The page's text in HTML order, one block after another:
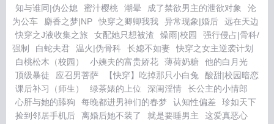
知与谁同|伪公媳
蜜汁樱桃 潮晕 成了禁欲男主的泄欲对象
沦
为公车
麝香之梦|NP 快穿之卿卿我我 异常现象|婚后
远在天边
快穿之J液收集之旅
女配她只想被渣 燥雨|校园
强行侵占|骨科/
强制
白蛇夫君 温火|伪骨科 长媳不如妻
快穿之女主逆袭计划
白桃松木（校园）
小姨夫的富贵娇花 薄荷奶糖
他的白月光
顶级暴徒
应召男菩萨 【快穿】吃掉那只小白兔
酸甜|校园暗恋
课后补习（师生）
绿茶婊的上位 深闺淫情
长公主的小情郎
心肝与她的舔狗
每晚都进男神们的春梦 认知性偏差
珍如天下
捡到邻居手机后
离婚后她不装了 就是要睡男主
这爱真恶心